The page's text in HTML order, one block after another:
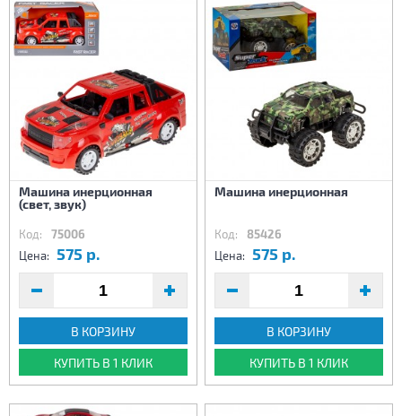
Машина инерционная
(свет, звук)
Код: 75006
Цена: 575 р.
В КОРЗИНУ
КУПИТЬ В 1 КЛИК
Машина инерционная
Код: 85426
Цена: 575 р.
В КОРЗИНУ
КУПИТЬ В 1 КЛИК